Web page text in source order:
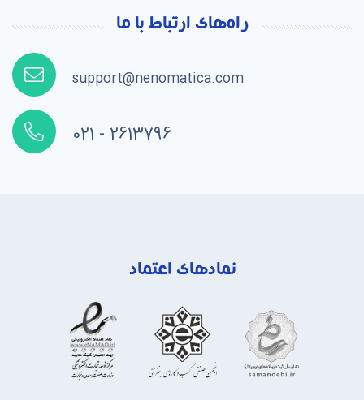
راه‌های ارتباط با ما
support@nenomatica.com
021 - 2613796
نمادهای اعتماد